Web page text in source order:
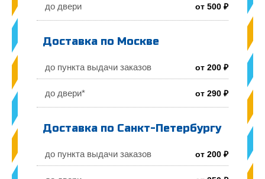
до двери от 500 ₽
Доставка по Москве
до пункта выдачи заказов от 200 ₽
до двери* от 290 ₽
Доставка по Санкт-Петербургу
до пункта выдачи заказов от 200 ₽